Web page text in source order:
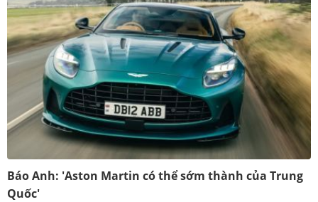
Báo Anh: 'Aston Martin có thể sớm thành của Trung
Quốc'